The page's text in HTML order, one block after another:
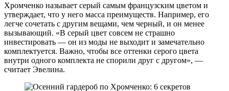
Хромченко называет серый самым французским цветом и
утверждает, что у него масса преимуществ. Например, его
легче сочетать с другим вещами, чем черный, и он менее
вызывающий. «В серый цвет совсем не страшно
инвестировать — он из моды не выходит и замечательно
комплектуется. Важно, чтобы все оттенки серого цвета
внутри одного комплекта не спорили друг с другом», —
считает Эвелина.